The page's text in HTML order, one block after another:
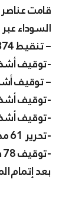
قامت عناصر أمن ولاية الشلف بعمليات مداهمة مشتركة برفقة عناصر الدرك الوطني بالشلف مست جميع النقاط
السوداء
– تنقيط 374 شخص و 229 مركبة ، حيث أسفرت عمليات المداهمة على
-توقيف
– توقيف
-توقيف
-توقيف
-تحرير 61 مخالفة مرورية
-توقيف 78 دراجة نارية مع حجز دراجة محل بحث
بعد إتمام